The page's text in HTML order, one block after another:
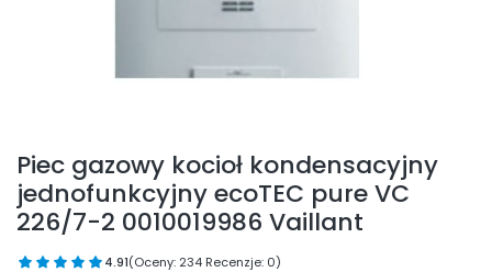
Piec gazowy kocioł kondensacyjny
jednofunkcyjny ecoTEC pure VC
226/7-2 0010019986 Vaillant
4.91(Oceny: 234 Recenzje: 0)